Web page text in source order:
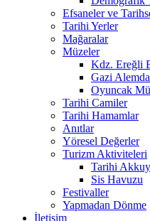
Efsaneler ve
Tarihi Yerler
Mağaralar
Müzeler
Kdz. Ereğli
Gazi
Oyuncak
Tarihi Camiler
Tarihi Hamamlar
Anıtlar
Yöresel Değerler
Turizm Aktiviteleri
Tarihi
Sis Havuzu
Festivaller
Yapmadan Dönme
İletişim